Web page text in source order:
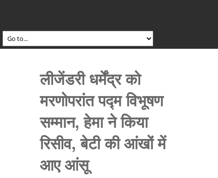
लीजेंडरी धर्मेंद्र को
मरणोपरांत पद्म विभूषण
सम्मान, हेमा ने किया
रिसीव, बेटी की आंखों में
आए आंसू